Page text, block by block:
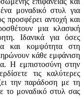
μοναδικό στυλ για
προσφέρει αντοχή και
μια κλασική
Ιδανικά για όσες
και κομψότητα στη
κάθε εμφάνιση
Η εμπιστοσύνη στην
τις καλύτερες
την παράδοση με τη
το μοναδικό στυλ σας